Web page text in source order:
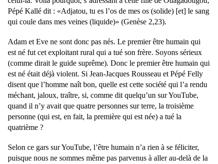
Pépé Kallé dit : «Adjatou, tu es l’os de mes os (solide) [et] le sang
qui coule dans mes veines (liquide)» (Genèse 2,23).
Adam et Eve ne sont donc pas nés. Le premier être humain qui
est né fut cet exploitant rural qui a tué son frère. Soyons sérieux
(comme dirait le guide suprême). Donc le premier être humain qui
est né était déjà violent. Si Jean-Jacques Rousseau et Pépé Felly
disent que l’homme naît bon, quelle est cette société qui l’a rendu
méchant, jaloux, traître, si, comme dit quelqu’un sur YouTube,
quand il n’y avait que quatre personnes sur terre, la troisième
personne (qui est, en fait, la première qui est née) a tué la
quatrième ?
Selon ce gars sur YouTube, l’être humain n’a rien à se féliciter,
puisque nous ne sommes même pas parvenus à aller au-delà de la